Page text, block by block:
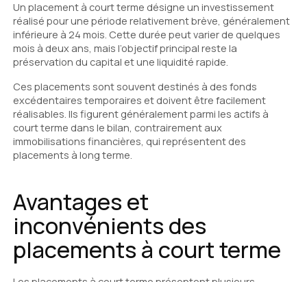
Un placement à court terme désigne un investissement
réalisé pour une période relativement brève, généralement
inférieure à 24 mois. Cette durée peut varier de quelques
mois à deux ans, mais l’objectif principal reste la
préservation du capital et une liquidité rapide.
Ces placements sont souvent destinés à des fonds
excédentaires temporaires et doivent être facilement
réalisables. Ils figurent généralement parmi les actifs à
court terme dans le bilan, contrairement aux
immobilisations financières, qui représentent des
placements à long terme.
Avantages et
inconvénients des
placements à court terme